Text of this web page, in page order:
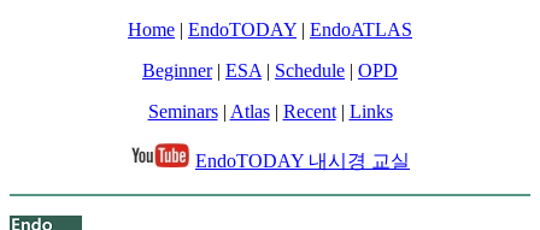
Home | EndoTODAY | EndoATLAS
Beginner| ESA | Schedule | OPD
Seminars| Atlas| Recent| Links
EndoTODAY 내시경 교실